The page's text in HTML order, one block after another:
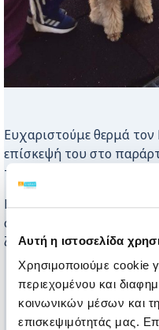
Αυτή η ιστοσελίδα
Χρησιμοποιούμε cookie
περιεχομένου και
κοινωνικών μέσων και
επισκεψιμότητάς μας.
Ευχαριστούμε θερμά
επίσκεψή του στο
του.
Ηπαρουσία τους
στα Γενναία μας Παιδιά,
ζεστασιά και όμορφες